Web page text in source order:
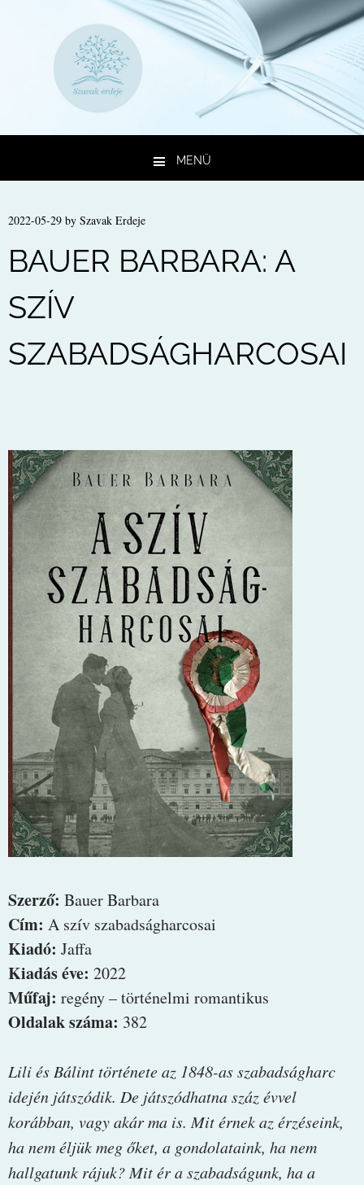
MENÜ
2022-05-29 by Szavak Erdeje
BAUER BARBARA: A
SZÍV
SZABADSÁGHARCOSAI
Szerző: Bauer Barbara
Cím: A szív szabadságharcosai
Kiadó: Jaffa
Kiadás éve: 2022
Műfaj: regény – történelmi romantikus
Oldalak száma: 382
Lili ​és Bálint története az 1848-as szabadságharc
idején játszódik. De játszódhatna száz évvel
korábban, vagy akár ma is. Mit érnek az érzéseink,
ha nem éljük meg őket, a gondolataink, ha nem
hallgatunk rájuk? Mit ér a szabadságunk, ha a